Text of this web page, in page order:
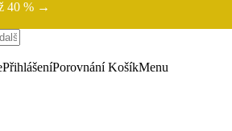
40 % →
PřihlášeníPorovnání KošíkMenu